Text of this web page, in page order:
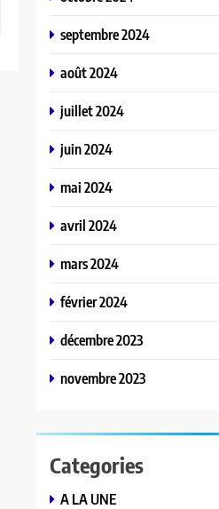
septembre 2024
août 2024
juillet 2024
juin 2024
mai 2024
avril 2024
mars 2024
février 2024
décembre 2023
novembre 2023
Categories
A LA UNE